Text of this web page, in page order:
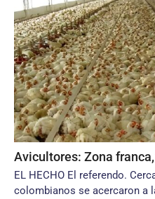
Avicultores: Zona
EL HECHO El referendo.
colombianos se acercaron a